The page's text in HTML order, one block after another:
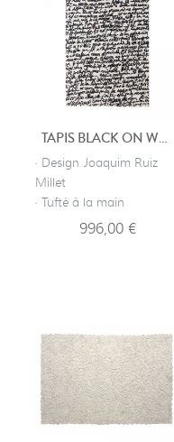
TAPIS BLACK ON WHITE - MANUSCRIT
· Design Joaquim Ruiz
Millet
· Tufté à la main
996,00 €